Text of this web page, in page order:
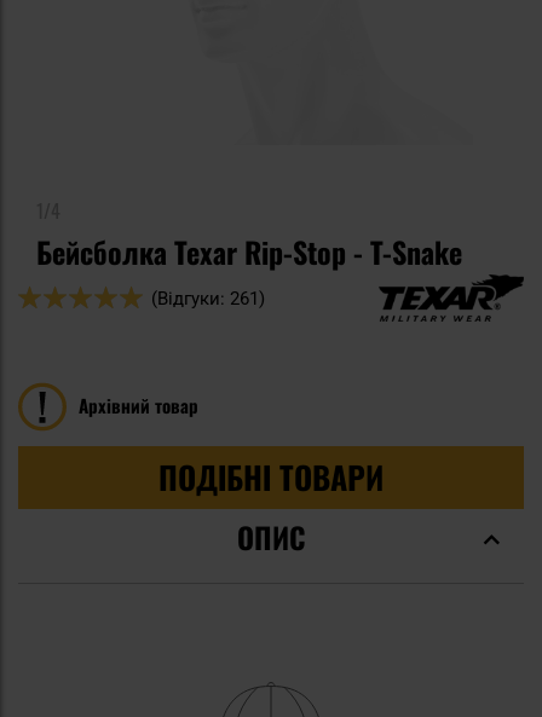
Бейсболка Texar Rip-Stop - T-Snake
Оцінка:
(Відгуки: 261)
Архівний товар
ПОДІБНІ ТОВАРИ
ОПИС